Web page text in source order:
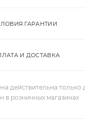
ГАРАНТИИ
И ДОСТАВКА
действительна только
в розничных магазинах